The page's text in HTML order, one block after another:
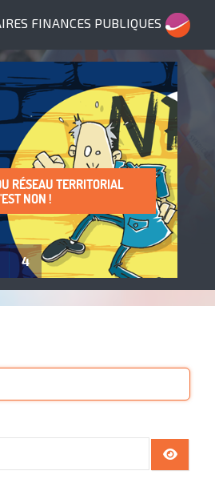
FINANCES PUBLIQUES
RÉSEAU TERRITORIAL
NON !
DE SERVICES PUBLICS !
DE LA SANTÉ AU TRAVAIL
VIVRE !
FINANCES
4